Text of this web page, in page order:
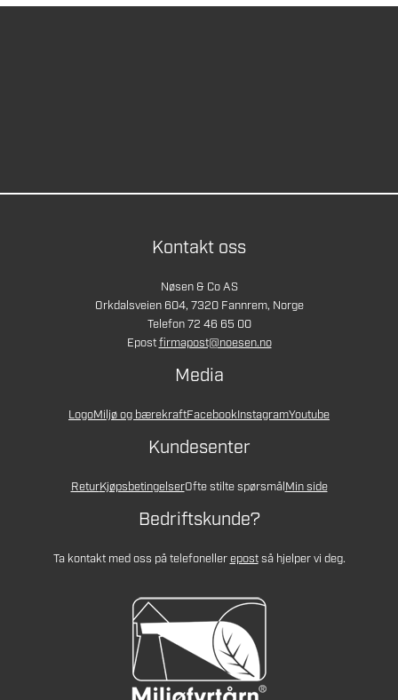
Kontakt oss
Nøsen & Co AS
Orkdalsveien 604, 7320 Fannrem, Norge
Telefon 72 46 65 00
Epostfirmapost@noesen.no
Media
LogoMiljø og bærekraftFacebookInstagramYoutube
Kundesenter
ReturKjøpsbetingelserOfte stilte spørsmålMin side
Bedriftskunde?
Ta kontakt med oss på telefonellerepostså hjelper vi deg.